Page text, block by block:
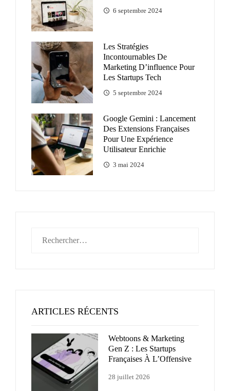
6 septembre 2024
Les Stratégies
Incontournables De
Marketing D’influence Pour
Les Startups Tech
5 septembre 2024
Google Gemini : Lancement
Des Extensions Françaises
Pour Une Expérience
Utilisateur Enrichie
3 mai 2024
ARTICLES RÉCENTS
Webtoons & Marketing
Gen Z : Les Startups
Françaises À L’Offensive
28 juillet 2026